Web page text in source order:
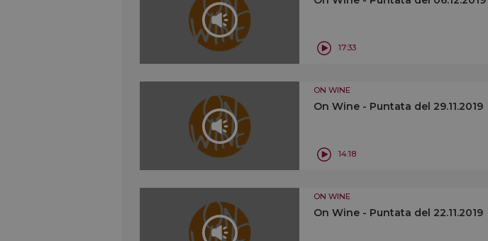
17:33
ON WINE
On Wine - Puntata del 29.11.2019
14:18
ON WINE
On Wine - Puntata del 22.11.2019